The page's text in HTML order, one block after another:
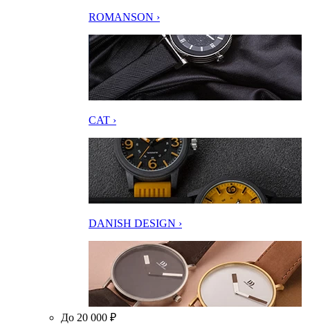
ROMANSON ›
CAT ›
DANISH DESIGN ›
До 20 000 ₽